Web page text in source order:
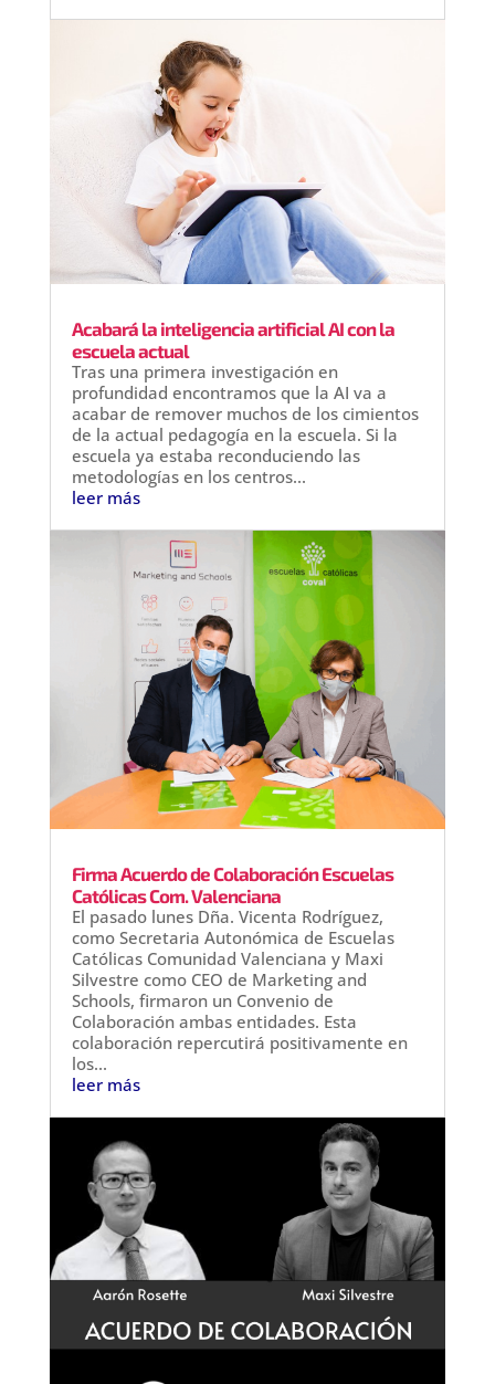
Acabará la inteligencia artificial AI con la
escuela actual
Tras una primera investigación en
profundidad encontramos que la AI va a
acabar de remover muchos de los cimientos
de la actual pedagogía en la escuela. Si la
escuela ya estaba reconduciendo las
metodologías en los centros...
leer más
Firma Acuerdo de Colaboración Escuelas
Católicas Com. Valenciana
El pasado lunes Dña. Vicenta Rodríguez,
como Secretaria Autonómica de Escuelas
Católicas Comunidad Valenciana y Maxi
Silvestre como CEO de Marketing and
Schools, firmaron un Convenio de
Colaboración ambas entidades. Esta
colaboración repercutirá positivamente en
los...
leer más